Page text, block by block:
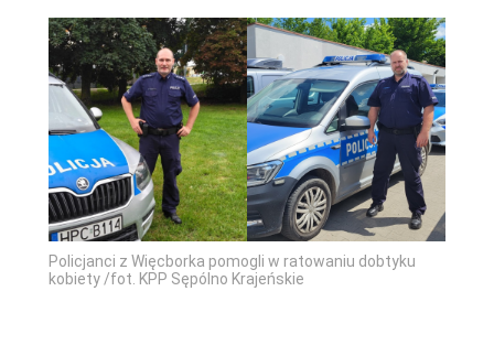
Policjanci z Więcborka pomogli w ratowaniu dobtyku
kobiety /fot. KPP Sępólno Krajeńskie